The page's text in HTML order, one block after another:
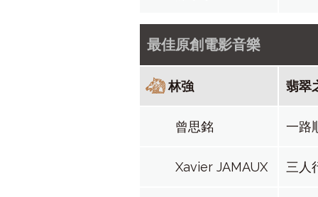
最佳原創電影音樂
林強 翡翠
曾思銘 一路
Xavier JAMAUX 三人